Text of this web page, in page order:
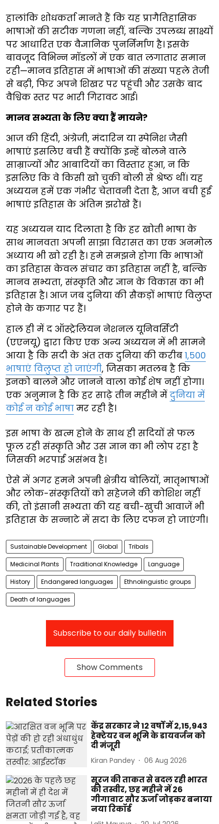
हालांकि शोधकर्ता मानते हैं कि यह प्रागैतिहासिक
भाषाओं की सटीक गणना नहीं, बल्कि उपलब्ध साक्ष्यों
पर आधारित एक वैज्ञानिक पुनर्निर्माण है। इसके
बावजूद विभिन्न मॉडलों में एक बात लगातार समान
रही—मानव इतिहास में भाषाओं की संख्या पहले तेजी
से बढ़ी, फिर अपने शिखर पर पहुंची और उसके बाद
वैश्विक स्तर पर भारी गिरावट आई।
मानव सभ्यता के लिए क्या हैं मायने?
आज की हिंदी, अंग्रेजी, मंदारिन या स्पेनिश जैसी
भाषाएं इसलिए बची हैं क्योंकि इन्हें बोलने वाले
साम्राज्यों और आबादियों का विस्तार हुआ, न कि
इसलिए कि वे किसी खो चुकी बोली से श्रेष्ठ थीं। यह
अध्ययन हमें एक गंभीर चेतावनी देता है, आज बची हुई
भाषाएं इतिहास के अंतिम झरोखे हैं।
यह अध्ययन याद दिलाता है कि हर खोती भाषा के
साथ मानवता अपनी साझा विरासत का एक अनमोल
अध्याय भी खो रही है। हमे समझने होगा कि भाषाओं
का इतिहास केवल संचार का इतिहास नहीं है, बल्कि
मानव सभ्यता, संस्कृति और ज्ञान के विकास का भी
इतिहास है। आज जब दुनिया की सैकड़ों भाषाएं विलुप्त
होने के कगार पर हैं।
हाल ही में द ऑस्ट्रेलियन नेशनल यूनिवर्सिटी
(एएनयू) द्वारा किए एक अन्य अध्ययन में भी सामने
आया है कि सदी के अंत तक दुनिया की करीब 1,500
भाषाएं विलुप्त हो जाएंगी, जिसका मतलब है कि
इनको बालने और जानने वाला कोई शेष नहीं होगा।
एक अनुमान है कि हर साढ़े तीन महीने में दुनिया में
कोई न कोई भाषा मर रही है।
इस भाषा के खत्म होने के साथ ही सदियों से फल
फूल रही संस्कृति और उस ज्ञान का भी लोप रहा है
जिसकी भरपाई असंभव है।
ऐसे में अगर हमने अपनी क्षेत्रीय बोलियों, मातृभाषाओं
और लोक-संस्कृतियों को सहेजने की कोशिश नहीं
की, तो इंसानी सभ्यता की यह बची-खुची आवाजें भी
इतिहास के सन्नाटे में सदा के लिए दफन हो जाएंगी।
Sustainable Development Global Tribals
Medicinal Plants Traditional Knowledge Language
History Endangered languages Ethnolinguistic groups
Death of languages
Subscribe to our daily bulletin
Show Comments
Related Stories
केंद्र सरकार ने 12 वर्षों में 2,15,943
हेक्टेयर वन भूमि के डायवर्जन को
दी मंजूरी
Kiran Pandey 06 Aug 2026
सूरज की ताकत से बदल रही भारत
की तस्वीर, छह महीने में 26
गीगावाट सौर ऊर्जा जोड़कर बनाया
नया रिकॉर्ड